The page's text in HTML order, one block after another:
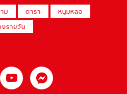
ม ดารา
หนุ่มหล่อ
รายวัน